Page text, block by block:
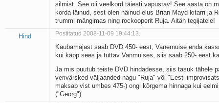
silmist. See oli veelkord täiesti vapustav! See aasta on
korda läinud, sest olen näinud elus Brian Mayd kitarri ja
trummi mängimas ning rockooperit Ruja. Aitäh tegijatele!
Hind Postitatud 2008-11-09 19:44:13.
Kaubamajast saab DVD 450- eest, Vanemuise enda
kui käpp sees ja tuttav Vanmuises, siis saab 250- eest
Ja mis puutub teiste DVD hindadesse, siis tasuk tähele
verivärsked väljaanded nagu "Ruja" või "Eesti
maksab vist umbes 475-) ongi kõrgema hinnaga kui
("Georg")